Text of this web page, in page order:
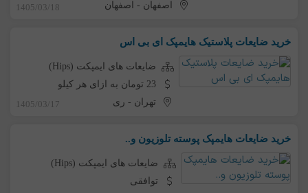
اصفهان - اصفهان 1405/03/18
خرید ضایعات پلاستیک هایمپک ای بی اس
ضایعات های ایمپکت (Hips)
23 تومان به ازای هر کیلو
تهران - ری 1405/03/17
خرید ضایعات هایمپک پوسته تلوزیون و..
ضایعات های ایمپکت (Hips)
توافقی